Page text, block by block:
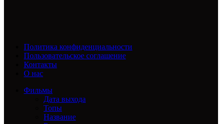
Политика конфиденциальности
Пользовательское соглашение
Контакты
О нас
Фильмы
Дата выхода
Топы
Название